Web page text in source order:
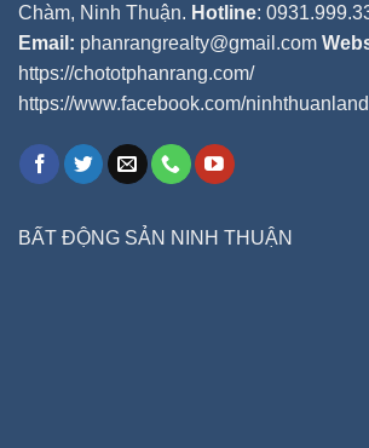
Chàm, Ninh Thuận. Hotline:
Email: phanrangrealty@gmail.com
https://chototphanrang.com/
https://www.facebook.com/ninhthuanland
BẤT ĐỘNG SẢN NINH THUẬN